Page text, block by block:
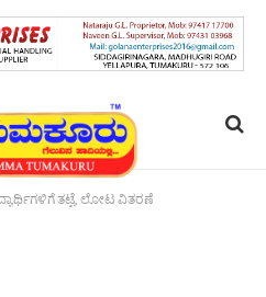
ತಟ್ಟೆ, ಲೋಟ ವಿತರಣೆ